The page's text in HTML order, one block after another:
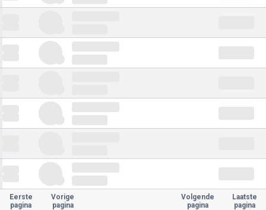
Eerste
pagina
Vorige
pagina
Volgende
pagina
Laatste
pagina